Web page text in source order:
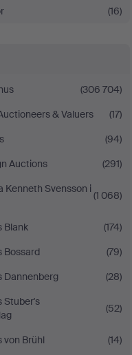
(16)
(306 704)
& Valuers
(17)
(94)
Auctions
(291)
Kenneth Svensson i
(1 068)
Blank
(174)
Bossard
(79)
Dannenberg
(28)
Stuber's
(52)
von Brühl
(14)